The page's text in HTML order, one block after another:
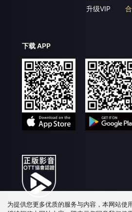
升级VIP
下载 APP
为提供您更多优质的服务与内容，本网站使